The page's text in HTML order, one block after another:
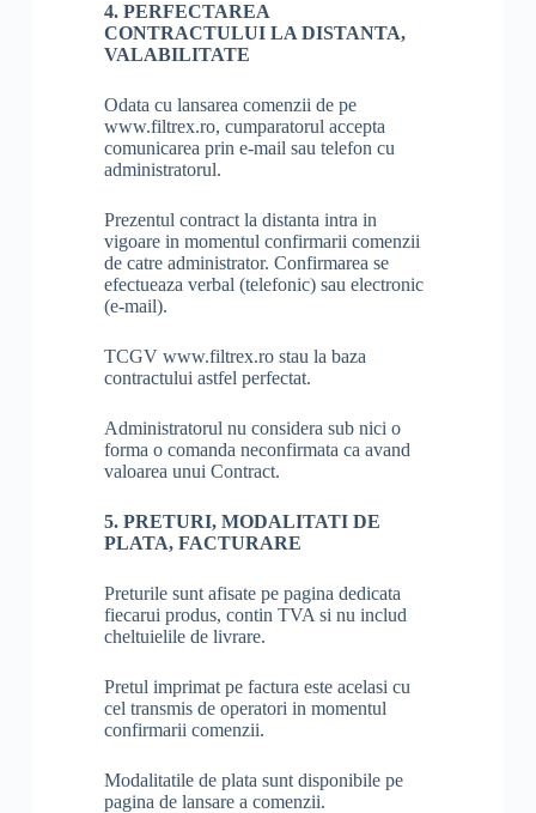
4. PERFECTAREA
CONTRACTULUI LA DISTANTA,
VALABILITATE
Odata cu lansarea comenzii de pe
www.filtrex.ro, cumparatorul accepta
comunicarea prin e-mail sau telefon cu
administratorul.
Prezentul contract la distanta intra in
vigoare in momentul confirmarii comenzii
de catre administrator. Confirmarea se
efectueaza verbal (telefonic) sau electronic
(e-mail).
TCGV www.filtrex.ro stau la baza
contractului astfel perfectat.
Administratorul nu considera sub nici o
forma o comanda neconfirmata ca avand
valoarea unui Contract.
5. PRETURI, MODALITATI DE
PLATA, FACTURARE
Preturile sunt afisate pe pagina dedicata
fiecarui produs, contin TVA si nu includ
cheltuielile de livrare.
Pretul imprimat pe factura este acelasi cu
cel transmis de operatori in momentul
confirmarii comenzii.
Modalitatile de plata sunt disponibile pe
pagina de lansare a comenzii.